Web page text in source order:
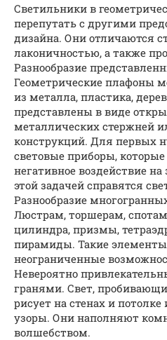
Светильники в
перепутать с другими
дизайна. Они отличаются
лаконичностью, а также
Разнообразие
Геометрические плафоны
из металла, пластика,
представлены в виде
металлических стержней
конструкций. Для первых
световые приборы,
негативное воздействие
этой задачей справятся
Разнообразие
Люстрам, торшерам,
цилиндра, призмы,
пирамиды. Такие элементы
неограниченные
Невероятно
гранями. Свет,
рисует на стенах и
узоры. Они наполняют
волшебством.